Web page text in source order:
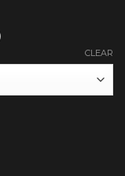
CLEAR
Keramik